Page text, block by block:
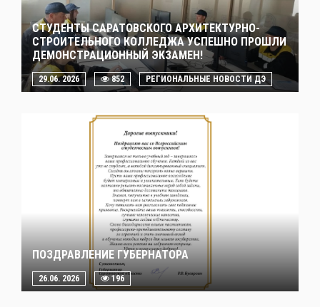
СТУДЕНТЫ САРАТОВСКОГО АРХИТЕКТУРНО-
СТРОИТЕЛЬНОГО КОЛЛЕДЖА УСПЕШНО ПРОШЛИ
ДЕМОНСТРАЦИОННЫЙ ЭКЗАМЕН!
29.06. 2026 852 РЕГИОНАЛЬНЫЕ НОВОСТИ ДЭ
ПОЗДРАВЛЕНИЕ ГУБЕРНАТОРА
26.06. 2026 196